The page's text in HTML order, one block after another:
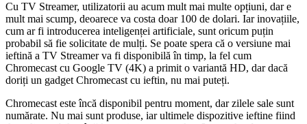
Cu TV Streamer, utilizatorii au acum mult mai multe opțiuni, dar e
mult mai scump, deoarece va costa doar 100 de dolari. Iar inovațiile,
cum ar fi introducerea inteligenței artificiale, sunt oricum puțin
probabil să fie solicitate de mulți. Se poate spera că o versiune mai
ieftină a TV Streamer va fi disponibilă în timp, la fel cum
Chromecast cu Google TV (4K) a primit o variantă HD, dar dacă
doriți un gadget Chromecast cu ieftin, nu mai puteți.
Chromecast este încă disponibil pentru moment, dar zilele sale sunt
numărate. Nu mai sunt produse, iar ultimele dispozitive ieftine fiind